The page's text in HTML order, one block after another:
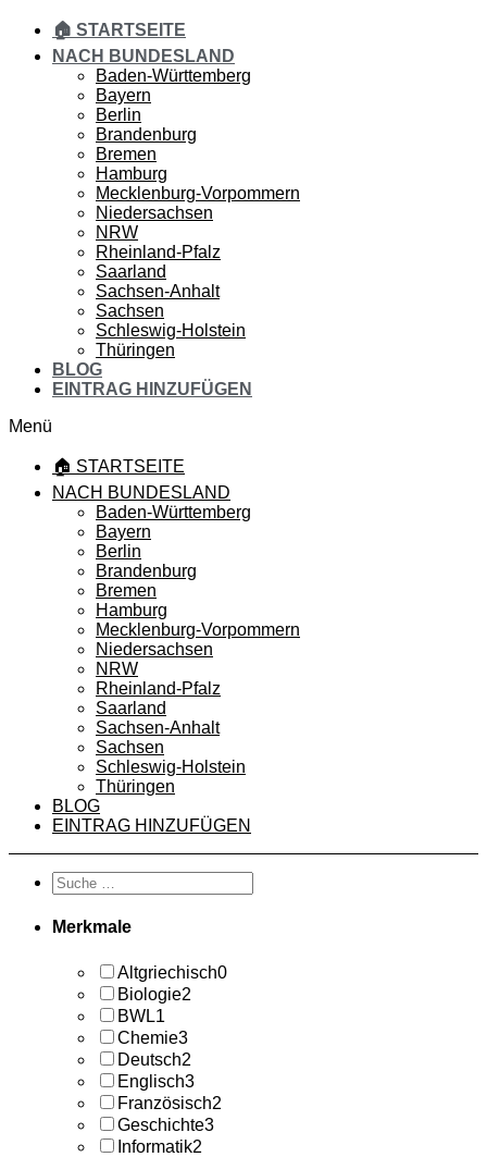
🏠 STARTSEITE
NACH BUNDESLAND
Baden-Württemberg
Bayern
Berlin
Brandenburg
Bremen
Hamburg
Mecklenburg-Vorpommern
Niedersachsen
NRW
Rheinland-Pfalz
Saarland
Sachsen-Anhalt
Sachsen
Schleswig-Holstein
Thüringen
BLOG
EINTRAG HINZUFÜGEN
Menü
🏠 STARTSEITE
NACH BUNDESLAND
Baden-Württemberg
Bayern
Berlin
Brandenburg
Bremen
Hamburg
Mecklenburg-Vorpommern
Niedersachsen
NRW
Rheinland-Pfalz
Saarland
Sachsen-Anhalt
Sachsen
Schleswig-Holstein
Thüringen
BLOG
EINTRAG HINZUFÜGEN
Merkmale
Altgriechisch0
Biologie2
BWL1
Chemie3
Deutsch2
Englisch3
Französisch2
Geschichte3
Informatik2